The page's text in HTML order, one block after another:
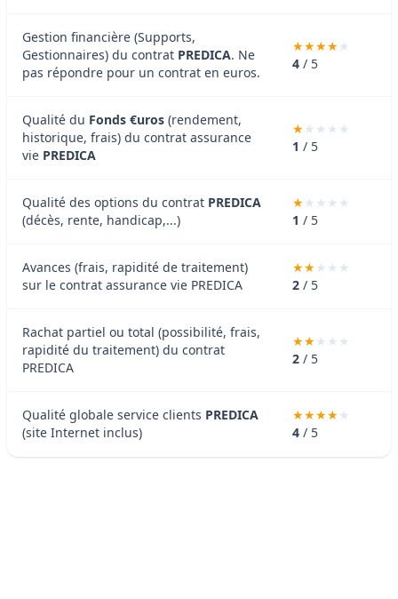
Gestion financière (Supports,
Gestionnaires) du contrat PREDICA. Ne
pas répondre pour un contrat en euros.
4 / 5
Qualité du Fonds €uros (rendement,
historique, frais) du contrat assurance
vie PREDICA
1 / 5
Qualité des options du contrat PREDICA
(décès, rente, handicap,...)
1 / 5
Avances (frais, rapidité de traitement)
sur le contrat assurance vie PREDICA
2 / 5
Rachat partiel ou total (possibilité, frais,
rapidité du traitement) du contrat
PREDICA
2 / 5
Qualité globale service clients PREDICA
(site Internet inclus)
4 / 5